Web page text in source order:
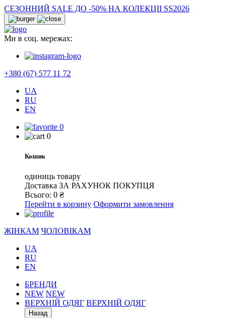
СЕЗОННИЙ SALE ДО -50% НА КОЛЕКЦІІ SS2026
Ми в соц. мережах:
+380 (67) 577 11 72
UA
RU
EN
0
0
Кошик
одиниць товару
Доставка ЗА РАХУНОК ПОКУПЦЯ
Всього: 0 ₴
Перейти в корзину Оформити замовлення
ЖІНКАМ ЧОЛОВІКАМ
UA
RU
EN
БРЕНДИ
NEW NEW
ВЕРХНІЙ ОДЯГ ВЕРХНІЙ ОДЯГ
Назад